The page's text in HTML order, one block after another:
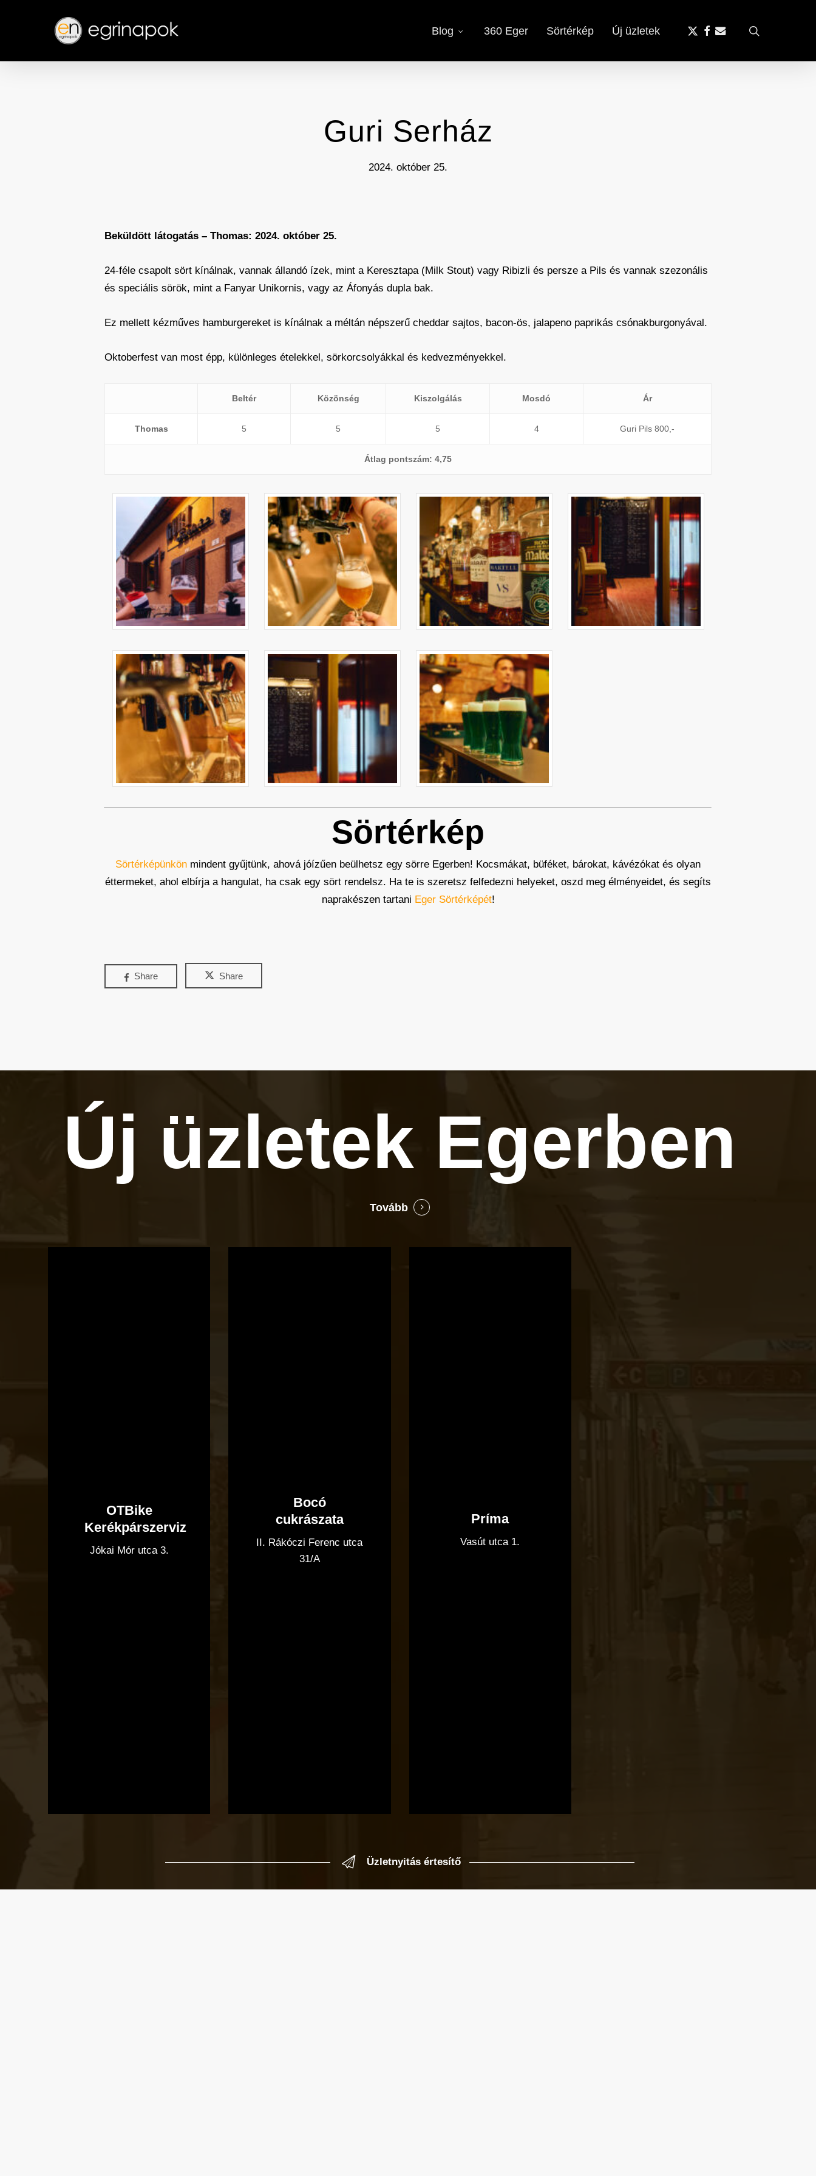
content
Blog 360 Eger Sörtérkép Új üzletek
x-
facebook
email
Guri Serház
2024. október 25.
Beküldött látogatás – Thomas: 2024. október 25.
24-féle csapolt sört kínálnak, vannak állandó ízek, mint a Keresztapa (Milk Stout) vagy Ribizli és persze a Pils és vannak szezonális
és speciális sörök, mint a Fanyar Unikornis, vagy az Áfonyás dupla bak.
Ez mellett kézműves hamburgereket is kínálnak a méltán népszerű cheddar sajtos, bacon-ös, jalapeno paprikás csónakburgonyával.
Oktoberfest van most épp, különleges ételekkel, sörkorcsolyákkal és kedvezményekkel.
Beltér Közönség Kiszolgálás Mosdó Ár
Thomas 5 5 5 4 Guri Pils 800,-
Átlag pontszám: 4,75
Sörtérkép
Sörtérképünkön mindent gyűjtünk, ahová jóízűen beülhetsz egy sörre Egerben! Kocsmákat, büféket, bárokat, kávézókat és olyan
éttermeket, ahol elbírja a hangulat, ha csak egy sört rendelsz. Ha te is szeretsz felfedezni helyeket, oszd meg élményeidet, és segíts
naprakészen tartani Eger Sörtérképét!
Share Share
Új üzletek Egerben
Tovább
OTBike
Kerékpárszerviz
Jókai Mór utca 3.
Bocó
cukrászata
II. Rákóczi Ferenc utca
31/A
Príma
Vasút utca 1.
Üzletnyitás értesítő